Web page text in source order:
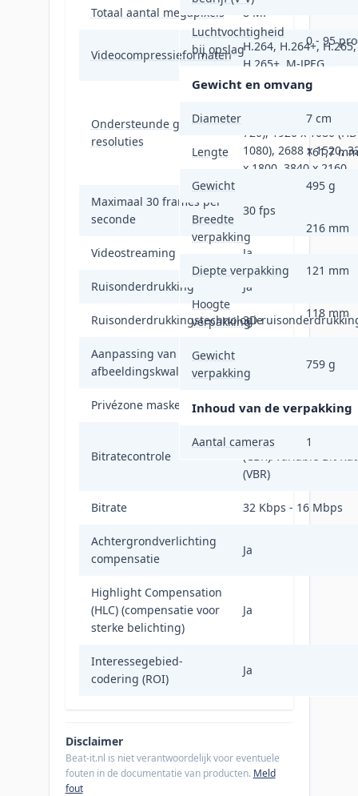
Totaal aantal megapixels 8 MP
Videocompressieformaten
H.264, H.264+, H.265,
H.265+, M-JPEG
Ondersteunde grafische
resoluties
(VGA), 1280 x 720 (HD
720), 1920 x 1080 (HD
1080), 2688 x 1520,
x 1800, 3840 x 2160
Maximaal 30 frames per
seconde
30 fps
Videostreaming Ja
Ruisonderdrukking Ja
Ruisonderdrukkingstechnologie
3D-
Aanpassing van de
afbeeldingskwaliteit
Verzadiging,
Privézone maskeren Ja
Bitratecontrole
Constant Bit Rate
(CBR)/Variable Bit
(VBR)
Bitrate 32 Kbps - 16 Mbps
Achtergrondverlichting
compensatie
Ja
Highlight Compensation
(HLC) (compensatie voor
sterke belichting)
Ja
Interessegebied-
codering (ROI)
Ja
Luchtvochtigheid
bij opslag
0 - 95
Gewicht en omvang
Diameter 7 cm
Lengte 161,7 mm
Gewicht 495 g
Breedte
verpakking
216 mm
Diepte verpakking 121 mm
Hoogte
verpakking
118 mm
Gewicht
verpakking
759 g
Inhoud van de verpakking
Aantal cameras 1
Disclaimer
Beat-it.nl is niet verantwoordelijk voor eventuele
fouten in de documentatie van producten. Meld
fout